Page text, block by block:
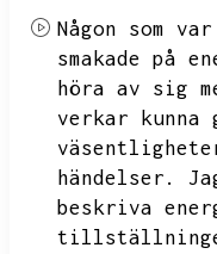
Någon som
smakade på
höra av sig
verkar
händelser.
beskriva
tillställningen